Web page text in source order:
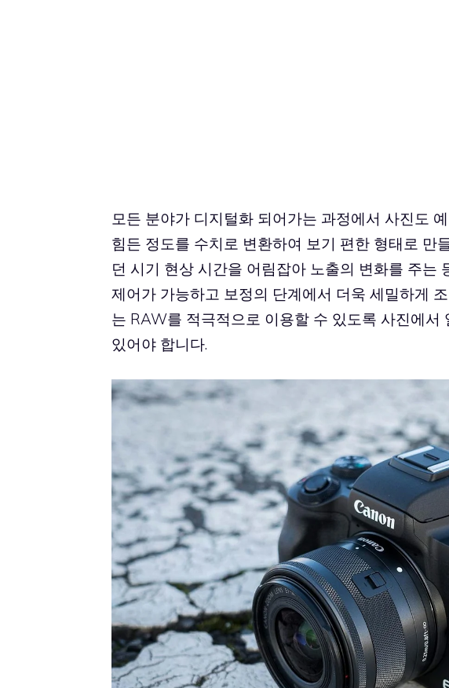
모든 분야가 디지털화 되어가는 과정에서 사진도
힘든 정도를 수치로 변환하여 보기 편한 형태로 만
던 시기 현상 시간을 어림잡아 노출의 변화를 주는
제어가 가능하고 보정의 단계에서 더욱 세밀하게
는 RAW를 적극적으로 이용할 수 있도록 사진에서
있어야 합니다.